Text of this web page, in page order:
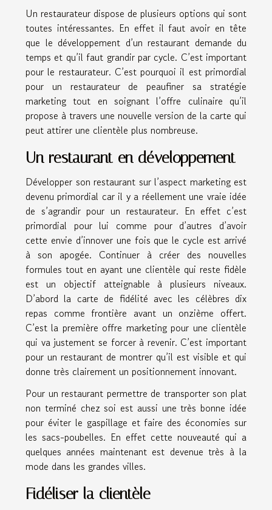
Un restaurateur dispose de plusieurs options qui sont
toutes intéressantes. En effet il faut avoir en tête
que le développement d’un restaurant demande du
temps et qu’il faut grandir par cycle. C’est important
pour le restaurateur. C’est pourquoi il est primordial
pour un restaurateur de peaufiner sa stratégie
marketing tout en soignant l’offre culinaire qu’il
propose à travers une nouvelle version de la carte qui
peut attirer une clientèle plus nombreuse.
Un restaurant en développement
Développer son restaurant sur l’aspect marketing est
devenu primordial car il y a réellement une vraie idée
de s’agrandir pour un restaurateur. En effet c’est
primordial pour lui comme pour d’autres d’avoir
cette envie d’innover une fois que le cycle est arrivé
à son apogée. Continuer à créer des nouvelles
formules tout en ayant une clientèle qui reste fidèle
est un objectif atteignable à plusieurs niveaux.
D’abord la carte de fidélité avec les célèbres dix
repas comme frontière avant un onzième offert.
C’est la première offre marketing pour une clientèle
qui va justement se forcer à revenir. C’est important
pour un restaurant de montrer qu’il est visible et qui
donne très clairement un positionnement innovant.
Pour un restaurant permettre de transporter son plat
non terminé chez soi est aussi une très bonne idée
pour éviter le gaspillage et faire des économies sur
les sacs-poubelles. En effet cette nouveauté qui a
quelques années maintenant est devenue très à la
mode dans les grandes villes.
Fidéliser la clientèle